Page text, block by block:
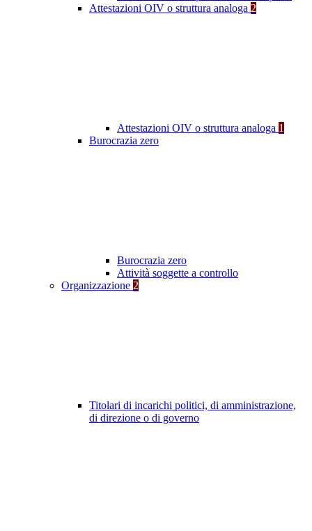
Attestazioni OIV o struttura analoga 2
Attestazioni OIV o struttura analoga 1
Burocrazia zero
Burocrazia zero
Attività soggette a controllo
Organizzazione 2
Titolari di incarichi politici, di amministrazione,
di direzione o di governo